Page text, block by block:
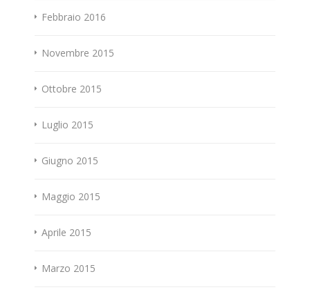
Febbraio 2016
Novembre 2015
Ottobre 2015
Luglio 2015
Giugno 2015
Maggio 2015
Aprile 2015
Marzo 2015